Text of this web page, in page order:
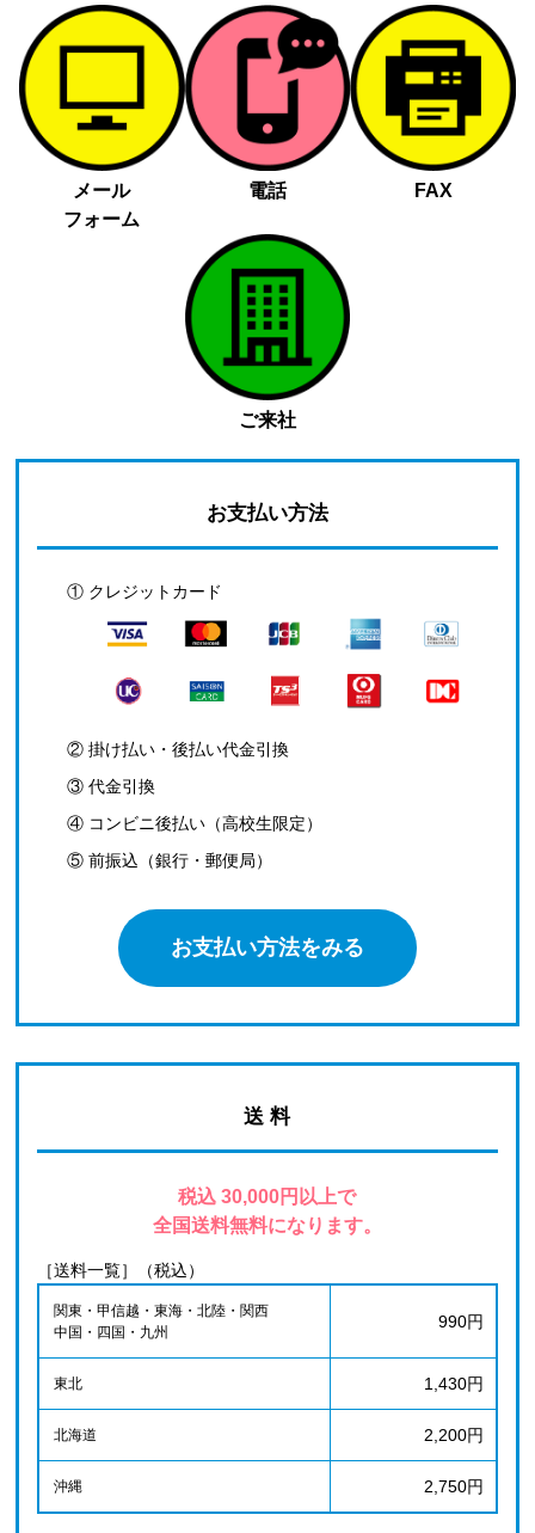
メール
フォーム
電話 FAX
ご来社
お支払い方法
① クレジットカード
② 掛け払い・後払い代金引換
③ 代金引換
④ コンビニ後払い（高校生限定）
⑤ 前振込（銀行・郵便局）
お支払い方法をみる
送 料
税込 30,000円以上で
全国送料無料になります。
［送料一覧］（税込）
関東・甲信越・東海・北陸・関西
中国・四国・九州
990円
東北 1,430円
北海道 2,200円
沖縄 2,750円